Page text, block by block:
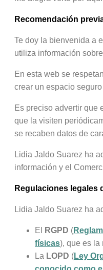
Recomendación
Te doy la bienvenida a
utiliza información
En esta web se
crear un espacio
Es preciso advertir que
que la visiten
se recaben datos de
Lidia Jaldo Suarez ha
información y el
Regulaciones legales
Lidia Jaldo Suarez ha
El RGPD (
físicas), que es la
La LOPD (Ley